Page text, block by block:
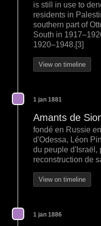
is still in use to
residents in
southern part of
South in
1920–1948.[3]
View on timeline
1 jan 1881
Amants de
fondé en Russie
d'Odessa, Léon
du peuple d'Israël,
reconstruction de
View on timeline
1 jan 1886